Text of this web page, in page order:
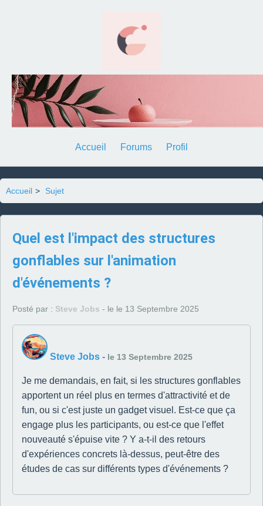
Accueil Forums Profil
Accueil > Sujet
Quel est l'impact des structures
gonflables sur l'animation
d'événements ?
Posté par : Steve Jobs - le le 13 Septembre 2025
Steve Jobs - le 13 Septembre 2025
Je me demandais, en fait, si les structures gonflables
apportent un réel plus en termes d'attractivité et de
fun, ou si c'est juste un gadget visuel. Est-ce que ça
engage plus les participants, ou est-ce que l'effet
nouveauté s'épuise vite ? Y a-t-il des retours
d'expériences concrets là-dessus, peut-être des
études de cas sur différents types d'événements ?